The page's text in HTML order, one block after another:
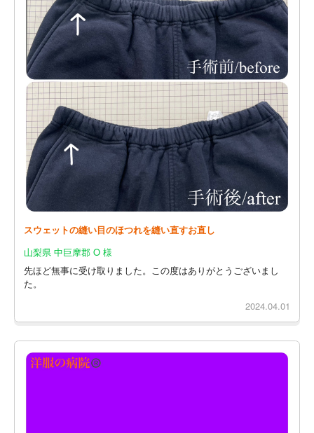
スウェットの縫い目のほつれを縫い直すお直し
山梨県 中巨摩郡 O 様
先ほど無事に受け取りました。この度はありがとうございまし
た。
2024.04.01